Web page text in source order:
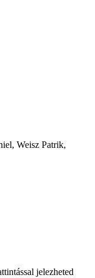
Weisz Patrik,
jelezheted